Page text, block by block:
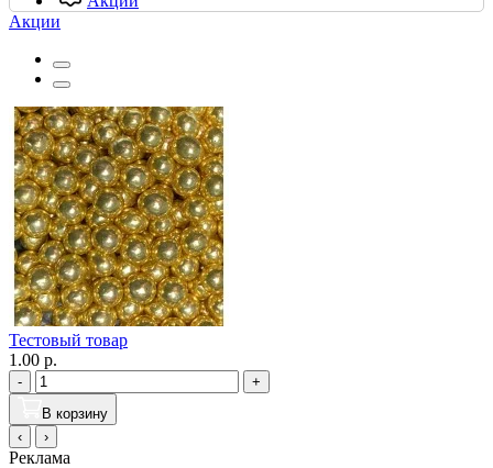
Акции
Тестовый товар
1.00 р.
-
+
В корзину
‹
›
Реклама